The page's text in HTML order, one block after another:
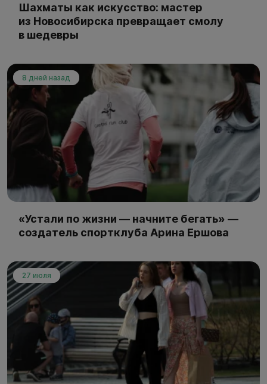
Шахматы как искусство: мастер
из Новосибирска превращает смолу
в шедевры
8 дней назад
«Устали по жизни — начните бегать» —
создатель спортклуба Арина Ершова
27 июля